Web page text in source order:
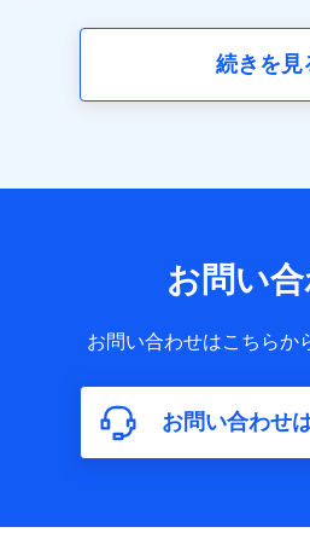
続きを見
お問い
お問い合わせはこちらか
お問い合わせ